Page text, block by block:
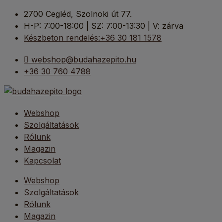
Kilépés
tartalomba
2700 Cegléd, Szolnoki út 77.
H-P: 7:00-18:00 | SZ: 7:00-13:30 | V: zárva
Készbeton rendelés:+36 30 181 1578
webshop@budahazepito.hu
+36 30 760 4788
Webshop
Szolgáltatások
Rólunk
Magazin
Kapcsolat
Webshop
Szolgáltatások
Rólunk
Magazin